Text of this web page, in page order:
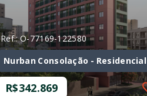
Ref.: O-77169-122580
Nurban Consolação - Residencial
R$342.869